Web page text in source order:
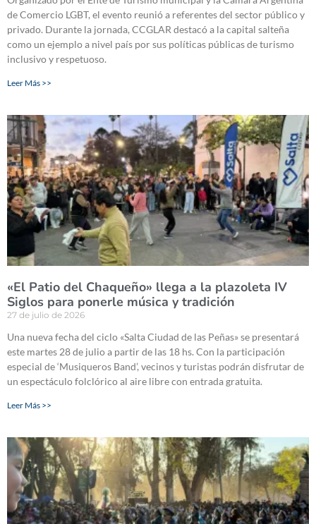
de Comercio LGBT, el evento reunió a referentes del sector público y
privado. Durante la jornada, CCGLAR destacó a la capital salteña
como un ejemplo a nivel país por sus políticas públicas de turismo
inclusivo y respetuoso.
Leer Más >>
«El Patio del Chaqueño» llega a la plazoleta IV
Siglos para ponerle música y tradición
27 de julio de 2026
Una nueva fecha del ciclo «Salta Ciudad de las Peñas» se presentará
este martes 28 de julio a partir de las 18 hs. Con la participación
especial de ‘Musiqueros Band’, vecinos y turistas podrán disfrutar de
un espectáculo folclórico al aire libre con entrada gratuita.
Leer Más >>